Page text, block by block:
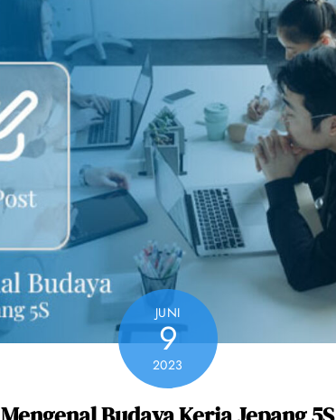
JUNI
9
2023